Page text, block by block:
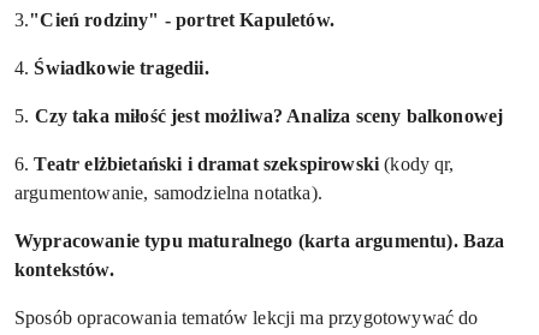
3."Cień rodziny" - portret Kapuletów.
4. Świadkowie tragedii.
5. Czy taka miłość jest możliwa? Analiza sceny balkonowej
6.Teatr elżbietański i dramat szekspirowski(kody qr,
argumentowanie, samodzielna notatka).
Wypracowanie typu maturalnego (karta argumentu). Baza
kontekstów.
Sposób opracowania tematów lekcji ma przygotowywać do